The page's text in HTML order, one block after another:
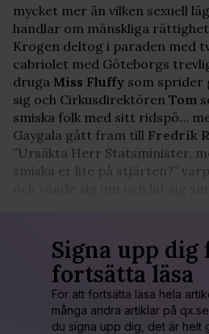
mycket mer än vilken sexuell
handlar om mänskliga
Krogen deltog i paraden med
cabriolet med Göteborgs
druga Miss Fluffy som sprider
sig och Cirkusdirektören Tom
smiska folk med sitt ridspö…
Gaygala gått fram till Fredrik
”Ursäkta Herr Statsminister,
smiska er lite på stjärten?”
Signa upp
fortsätta läsa
För att fortsätta läsa hela
många andra artiklar på
du signa upp dig, det är helt